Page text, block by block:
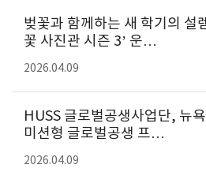
벚꽃과 함께하는 새 학기의 설
꽃 사진관 시즌 3’ 운…
2026.04.09
HUSS 글로벌공생사업단, 뉴
미션형 글로벌공생 프…
2026.04.09